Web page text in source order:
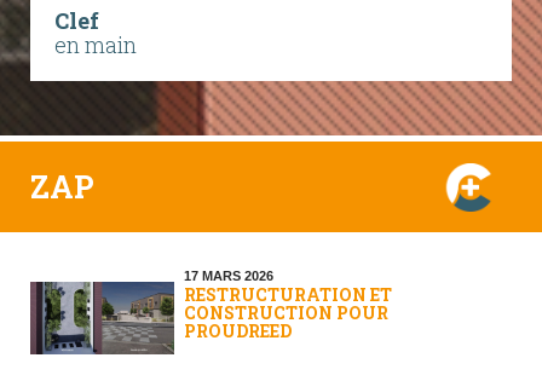
Clef
en main
ZAP
17 MARS 2026
RESTRUCTURATION ET
CONSTRUCTION POUR
PROUDREED